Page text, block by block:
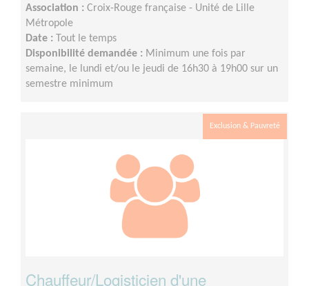
Association : Croix-Rouge française - Unité de Lille
Métropole
Date : Tout le temps
Disponibilité demandée : Minimum une fois par
semaine, le lundi et/ou le jeudi de 16h30 à 19h00 sur un
semestre minimum
Exclusion & Pauvreté
Chauffeur/Logisticien d'une